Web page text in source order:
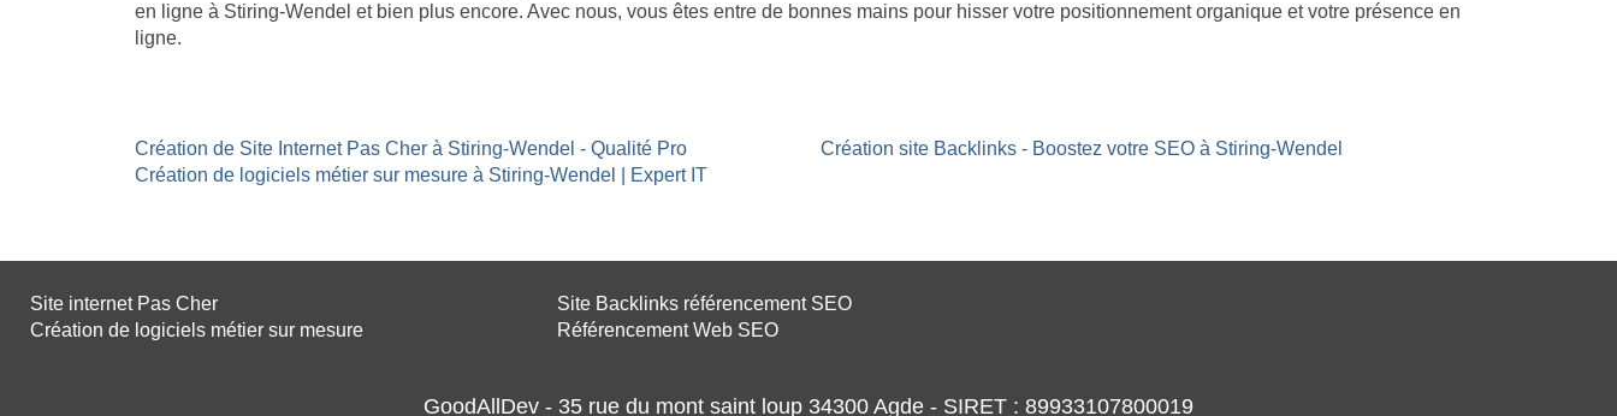
en ligne à Stiring-Wendel et bien plus encore. Avec nous, vous êtes entre de bonnes mains pour hisser votre positionnement organique et votre présence en
ligne.
Création de Site Internet Pas Cher à Stiring-Wendel - Qualité Pro
Création de logiciels métier sur mesure à Stiring-Wendel | Expert IT
Création site Backlinks - Boostez votre SEO à Stiring-Wendel
Site internet Pas Cher
Création de logiciels métier sur mesure
Site Backlinks référencement SEO
Référencement Web SEO
GoodAllDev - 35 rue du mont saint loup 34300 Agde - SIRET : 89933107800019